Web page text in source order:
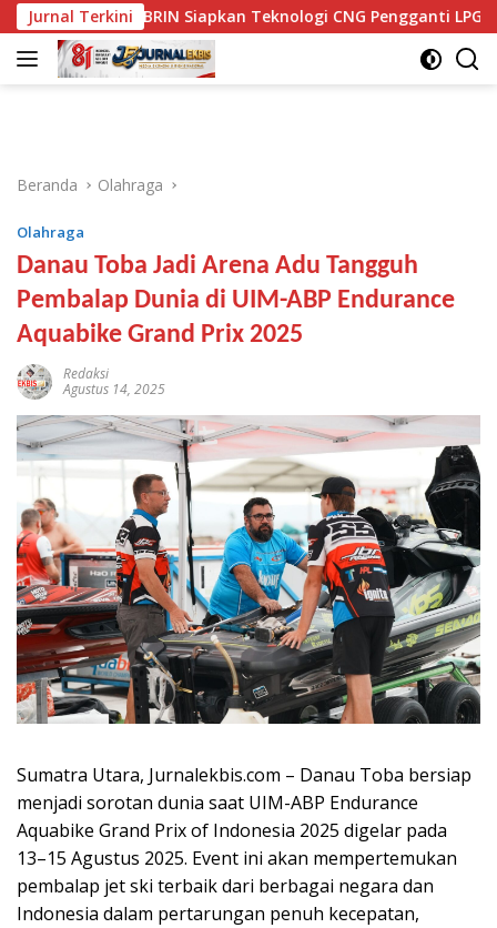
Langsung
ke
konten
Jurnal Terkini
BRIN Siapkan Teknologi CNG Pengganti LPG, Bisa
Beranda Olahraga
Olahraga
Danau Toba Jadi Arena Adu Tangguh
Pembalap Dunia di UIM-ABP Endurance
Aquabike Grand Prix 2025
Redaksi
Agustus 14, 2025
Sumatra Utara, Jurnalekbis.com – Danau Toba bersiap
menjadi sorotan dunia saat UIM-ABP Endurance
Aquabike Grand Prix of Indonesia 2025 digelar pada
13–15 Agustus 2025. Event ini akan mempertemukan
pembalap jet ski terbaik dari berbagai negara dan
Indonesia dalam pertarungan penuh kecepatan,